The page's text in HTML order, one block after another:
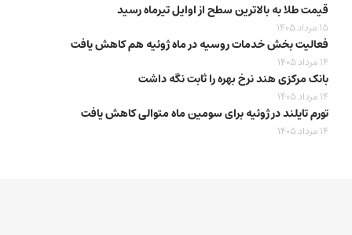
قیمت طلا به بالاترین سطح از اوایل تیرماه رسید
15 مرداد 1405
فعالیت بخش خدمات روسیه در ماه ژوئیه هم کاهش یافت
14 مرداد 1405
بانک مرکزی هند نرخ بهره را ثابت نگه داشت
14 مرداد 1405
تورم تایلند در ژوئیه برای سومین ماه متوالی کاهش یافت
14 مرداد 1405